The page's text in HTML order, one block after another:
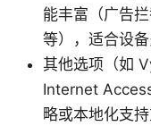
能丰富（广告
等），适合设
其他选项（如
Internet
略或本地化支